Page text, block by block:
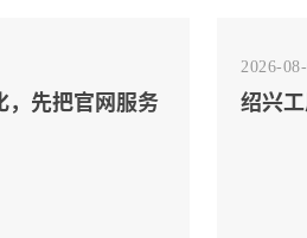
，先把官网服务
2026-
绍兴